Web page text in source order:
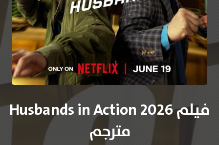
فيلم Husbands in Action 2026
مترجم